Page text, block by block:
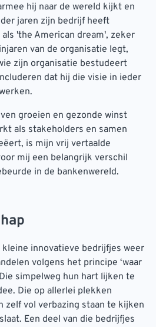
hij naar de wereld kijkt en
jaren zijn bedrijf heeft
'the American dream', zeker
van de organisatie legt,
zijn organisatie bestudeert
dat hij die visie in ieder
groeien en gezonde winst
als stakeholders en samen
is mijn vrij vertaalde
mij een belangrijk verschil
in de bankenwereld.
innovatieve bedrijfjes weer
volgens het principe ‘waar
simpelweg hun hart lijken te
Die op allerlei plekken
zelf vol verbazing staan te kijken
Een deel van die bedrijfjes